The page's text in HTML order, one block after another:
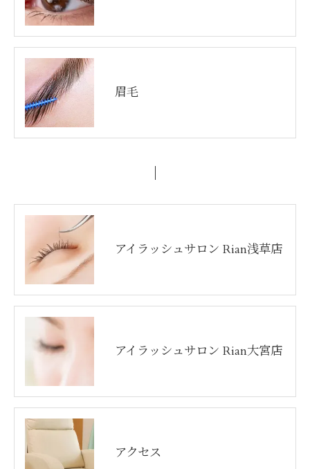
眉毛
アイラッシュサロン Rian浅草店
アイラッシュサロン Rian大宮店
アクセス